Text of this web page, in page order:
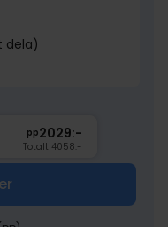
dela)
pp2029:-
Totalt 4058:-